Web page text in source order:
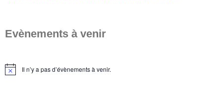
Evènements à venir
Notice Il n’y a pas d’évènements à venir.